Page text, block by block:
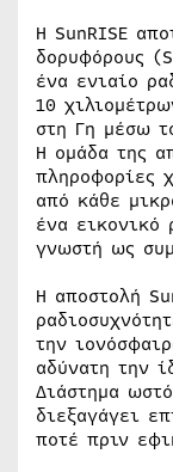
Η SunRISE
δορυφόρους
ένα ενιαίο
10
στη Γη μέσω
Η ομάδα της
πληροφορίες
από κάθε
ένα εικονικό
γνωστή ως
Η αποστολή
την
αδύνατη την
Διάστημα
διεξαγάγει
ποτέ πριν